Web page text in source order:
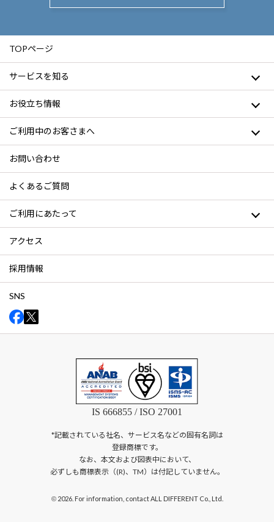
TOPページ
サービスを知る
お役立ち情報
ご利用中のお客さまへ
お問い合わせ
よくあるご質問
ご利用にあたって
アクセス
採用情報
SNS
IS 666855 / ISO 27001
*記載されている社名、サービス名などの固有名詞は
登録商標です。
なお、本文および図表中において、
必ずしも商標表示（(R)、TM）は付記していません。
©2026. For information, contact ALL DIFFERENT Co., Ltd.